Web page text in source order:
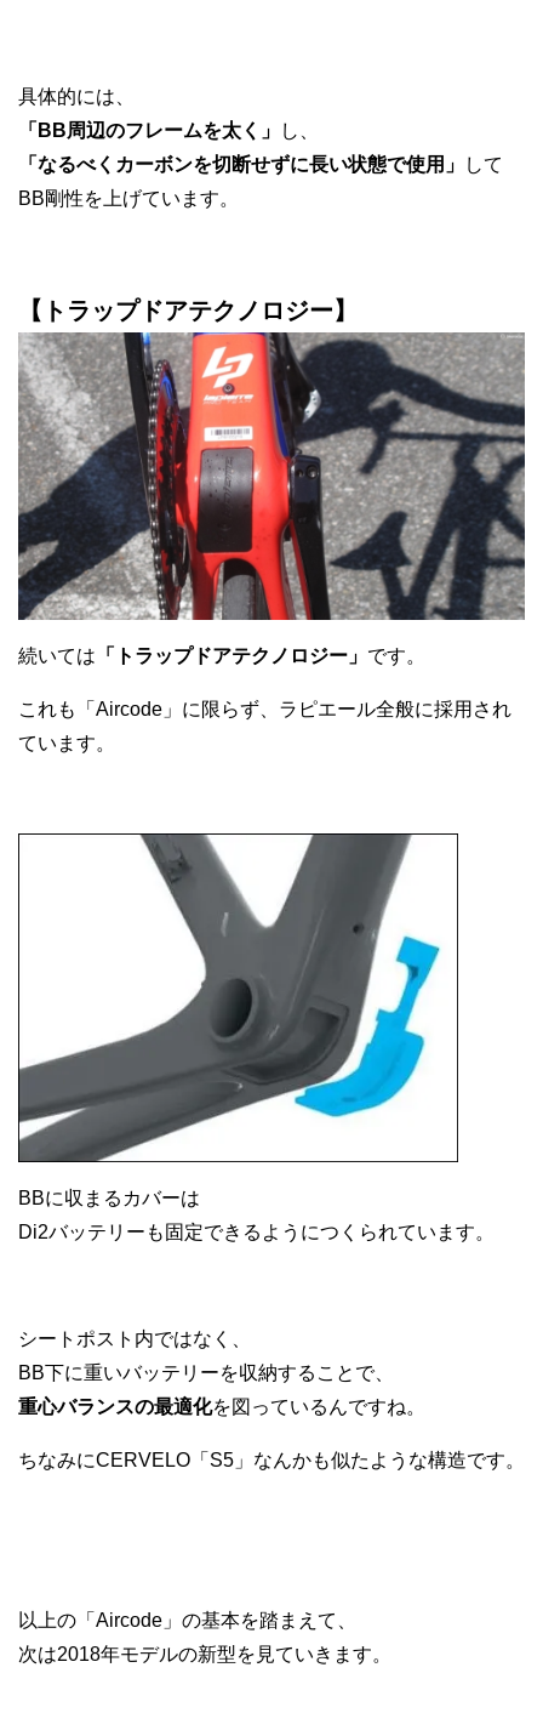
具体的には、
「BB周辺のフレームを太く」
し、
「なるべくカーボンを切断せずに長い状態で使用」
して
BB剛性を上げています。
【トラップドアテクノロジー】
続いては 「トラップドアテクノロジー」 です。
これも「Aircode」に限らず、ラピエール全般に採用され
ています。
BBに収まるカバーは
Di2バッテリーも固定できるようにつくられています。
シートポスト内ではなく、
BB下に重いバッテリーを収納することで、
重心バランスの最適化を図っているんですね。
ちなみにCERVELO「S5」なんかも似たような構造です。
以上の「Aircode」の基本を踏まえて、
次は2018年モデルの新型を見ていきます。